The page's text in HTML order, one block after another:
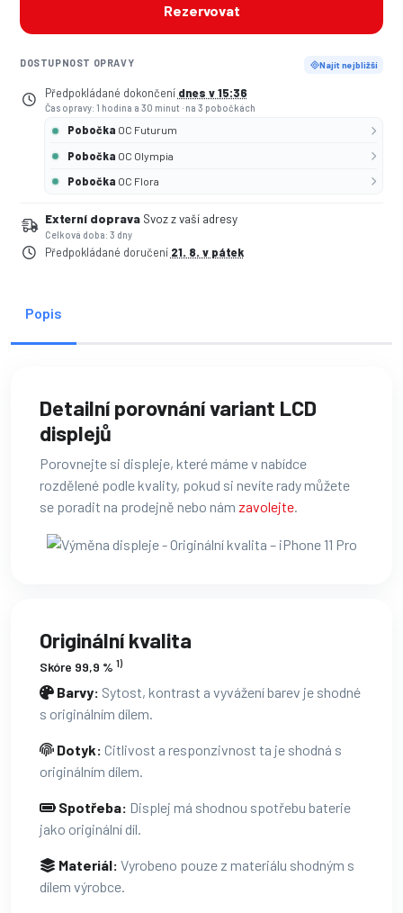
Rezervovat
DOSTUPNOST OPRAVY Najít nejbližší
Předpokládané dokončení dnes v 15:36
Čas opravy: 1 hodina a 30 minut · na 3 pobočkách
Pobočka OC Futurum
Pobočka OC Olympia
Pobočka OC Flora
Externí doprava Svoz z vaší adresy
Celková doba: 3 dny
Předpokládané doručení 21. 8. v pátek
Popis
Detailní porovnání variant LCD
displejů
Porovnejte si displeje, které máme v nabídce
rozdělené podle kvality, pokud si nevíte rady můžete
se poradit na prodejně nebo nám zavolejte.
Originální kvalita
Skóre 99,9 % 1)
Barvy: Sytost, kontrast a vyvážení barev je shodné
s originálním dílem.
Dotyk: Citlivost a responzivnost ta je shodná s
originálním dílem.
Spotřeba: Displej má shodnou spotřebu baterie
jako originální díl.
Materiál: Vyrobeno pouze z materiálu shodným s
dílem výrobce.